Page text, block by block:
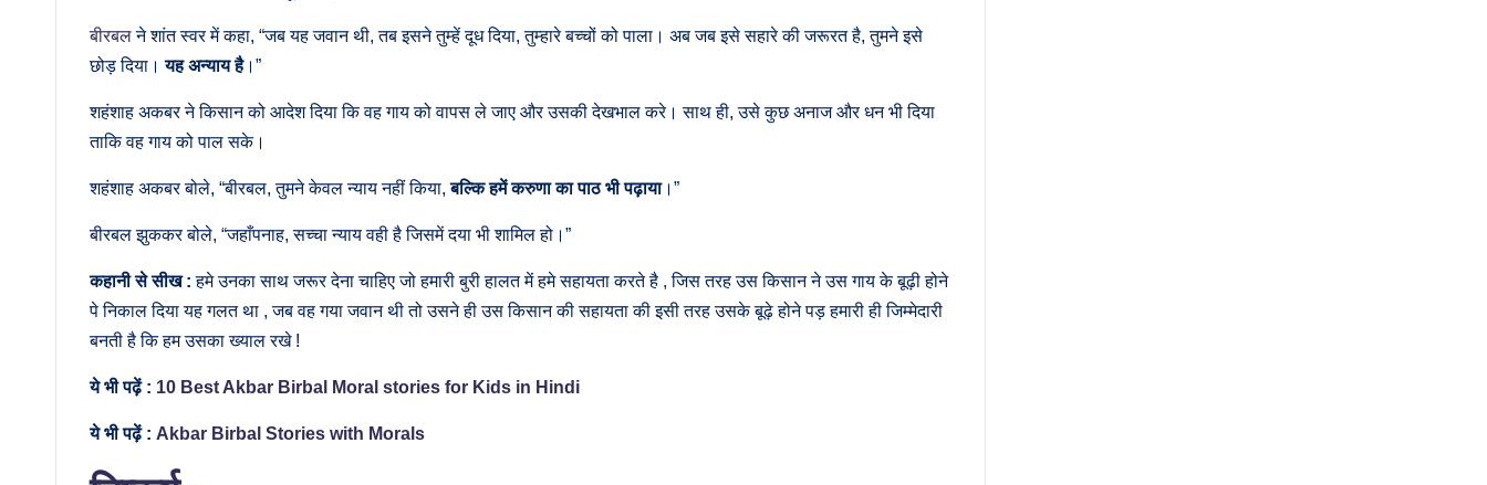
बीरबलने शांत स्वर में कहा, “जब यह जवान थी, तब इसने तुम्हें दूध दिया, तुम्हारे बच्चों को पाला। अब जब इसे सहारे की जरूरत है, तुमने इसे
छोड़ दिया। यह अन्याय है।”
शहंशाह अकबर ने किसान को आदेश दिया कि वह गाय को वापस ले जाए और उसकी देखभाल करे। साथ ही, उसे कुछ अनाज और धन भी दिया
ताकि वह गाय को पाल सके।
शहंशाह अकबर बोले, “बीरबल, तुमने केवल न्याय नहीं किया,बल्कि हमें करुणा का पाठ भी पढ़ाया।”
बीरबल झुककर बोले, “जहाँपनाह, सच्चा न्याय वही है जिसमें दया भी शामिल हो।”
कहानी से सीख : हमे उनका साथ जरूर देना चाहिए जो हमारी बुरी हालत में हमे सहायता करते है , जिस तरह उस किसान ने उस गाय के बूढ़ी होने
पे निकाल दिया यह गलत था , जब वह गया जवान थी तो उसने ही उस किसान की सहायता की इसी तरह उसके बूढ़े होने पड़ हमारी ही जिम्मेदारी
बनती है कि हम उसका ख्याल रखे !
ये भी पढ़ें : 10 Best Akbar Birbal Moral stories for Kids in Hindi
ये भी पढ़ें : Akbar Birbal Stories with Morals